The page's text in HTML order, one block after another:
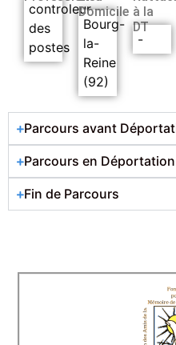
controleur
des
postes
Domicile
Bourg-
la-
Reine
(92)
à la
DT
-
Parcours avant
Parcours en Déportation
Fin de Parcours